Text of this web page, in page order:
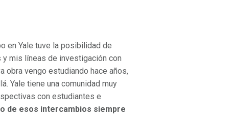
en Yale tuve la posibilidad de
mis líneas de investigación con
obra vengo estudiando hace años,
Yale tiene una comunidad muy
con estudiantes e
de esos intercambios siempre